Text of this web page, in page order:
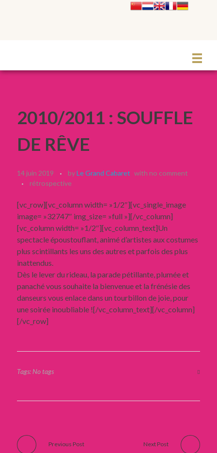
2010/2011 : SOUFFLE
DE RÊVE
14 juin 2019 byLe Grand Cabaret with no comment
rétrospective
[vc_row][vc_column width= »1/2″][vc_single_image
image= »32747″ img_size= »full »][/vc_column]
[vc_column width= »1/2″][vc_column_text]Un
spectacle époustouflant, animé d’artistes aux costumes
plus scintillants les uns des autres et parfois des plus
inattendus.
Dès le lever du rideau, la parade pétillante, plumée et
panaché vous souhaite la bienvenue et la frénésie des
danseurs vous enlace dans un tourbillon de joie, pour
une soirée inoubliable ![/vc_column_text][/vc_column]
[/vc_row]
Tags: No tags
Previous Post Next Post